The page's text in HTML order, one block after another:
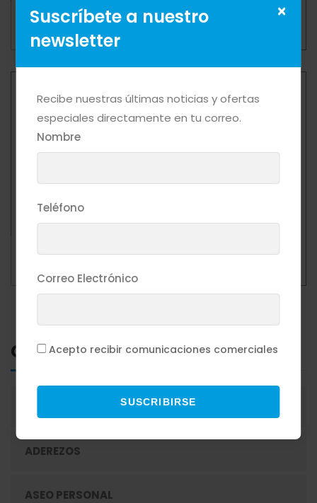
VINO CARLO ROSSI TINTO 12/750 ML
Categorias
ADEREZOS
ASEO PERSONAL
×
Suscríbete a nuestro
newsletter
Recibe nuestras últimas noticias y ofertas
especiales directamente en tu correo.
Nombre
Teléfono
Correo Electrónico
Acepto recibir comunicaciones comerciales
SUSCRIBIRSE